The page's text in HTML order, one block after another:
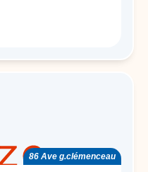
86 Ave g.clémenceau